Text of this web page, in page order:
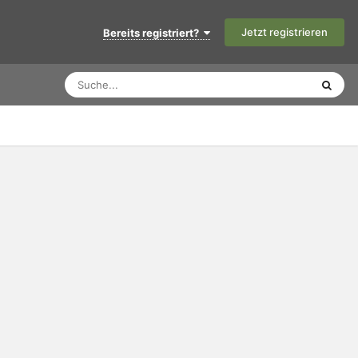
Bereits registriert? Jetzt registrieren